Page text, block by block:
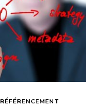
RÉFÉRENCEMENT